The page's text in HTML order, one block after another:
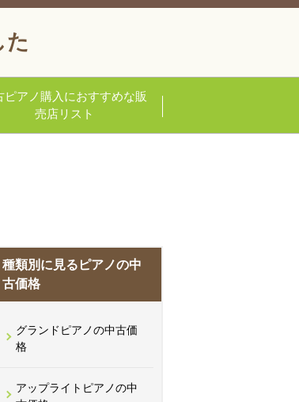
た
ピアノ購入におすすめな販
売店リスト
種類別に見るピアノの中
古価格
グランドピアノの中古価
格
アップライトピアノの中